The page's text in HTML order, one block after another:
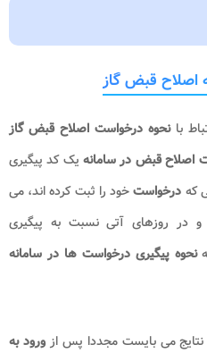
اصلاح قبض گاز
بانحوه درخواست اصلاح قبض گاز
اصلاح قبض در سامانه یک کد پیگیری
که درخواستخود را ثبت کرده اند، می
در روزهای آتی نسبت به پیگیری
نحوه پیگیری درخواست ها در سامانه
نتایج می بایست مجددا پس ازورود به